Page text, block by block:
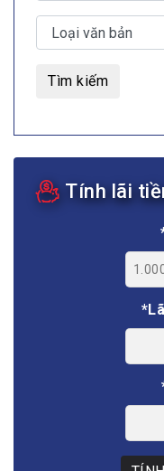
Tìm kiếm
Tính lãi